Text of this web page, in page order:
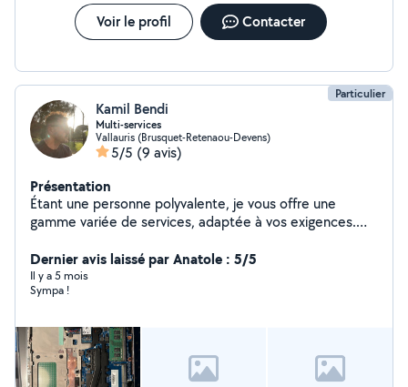
Voir le profil Contacter
Particulier
Kamil Bendi
Multi-services
Vallauris (Brusquet-Retenaou-Devens)
5/5 (9 avis)
Présentation
Étant une personne polyvalente, je vous offre une
gamme variée de services, adaptée à vos exigences.
assistance, du soutien scolaire, une livraison, une
réparation, du jardinage ou de l'entretien piscine, je
saurai faire preuve de rigueur et de sérieux pour vous
contacter, je serai ravi de pouvoir vous apporter mon
aide. À bientôt. Kamil.
Dernier avis laissé par Anatole : 5/5
Il y a 5 mois
Sympa !